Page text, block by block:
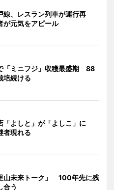
線、レスラン列車が運行再
元気をアピール
「ミニフジ」収穫最盛期 88
培続ける
「よしと」が「よしこ」に
者現れる
山未来トーク」 100年先に残
合う